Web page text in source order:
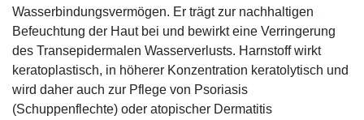
Wasserbindungsvermögen. Er trägt zur nachhaltigen
Befeuchtung der Haut bei und bewirkt eine Verringerung
des Transepidermalen Wasserverlusts. Harnstoff wirkt
keratoplastisch, in höherer Konzentration keratolytisch und
wird daher auch zur Pflege von Psoriasis
(Schuppenflechte) oder atopischer Dermatitis